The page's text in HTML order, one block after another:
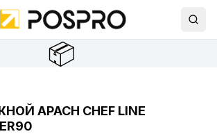
📦
APACH CHEF LINE